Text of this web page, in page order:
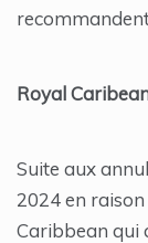
Royal
Suite aux
2024 en
Caribbean qui